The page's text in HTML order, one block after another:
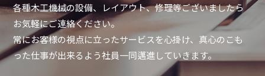
各種木工機械の設備、レイアウト、修理等ございましたら
お気軽にご連絡ください。
常にお客様の視点に立ったサービスを心掛け、真心のこも
った仕事が出来るよう社員一同邁進していきます。